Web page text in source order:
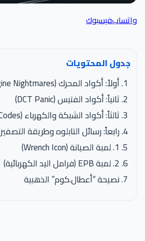
واتسابفيسبوك
جدول المحتويات
أولاً: أكواد المحرك (The Engine Nightmares)
ثانياً: أكواد الفتيس (DCT Panic)
ثالثاً: أكواد الشبكة والكهرباء (U-Codes)
رابعاً: رسائل التابلوه وطريقة التصفير
1. لمبة الصيانة (Wrench Icon)
2. لمبة EPB (فرامل اليد الكهربائية)
نصيحة “أعطال.كوم” الذهبية